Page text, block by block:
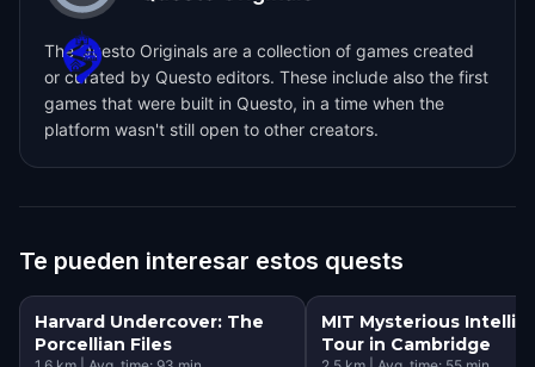
The Questo Originals are a collection of games created
or curated by Questo editors. These include also the first
games that were built in Questo, in a time when the
platform wasn't still open to other creators.
Te pueden interesar estos quests
Harvard Undercover: The
Porcellian Files
MIT Mysterious
Tour in Cambridge